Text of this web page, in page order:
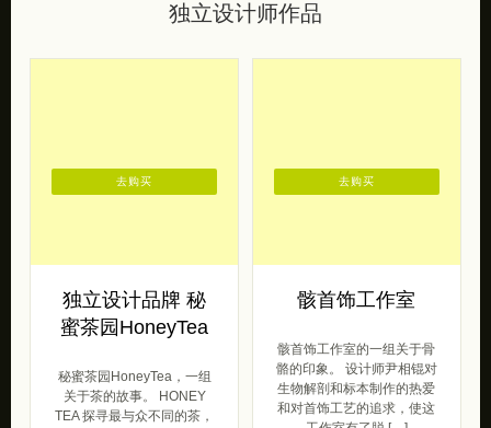
独立设计师作品
独立设计品牌 秘
蜜茶园HoneyTea
秘蜜茶园HoneyTea，一组
关于茶的故事。 HONEY
TEA 探寻最与众不同的茶，
去购买
骸首饰工作室
骸首饰工作室的一组关于骨
骼的印象。 设计师尹相锟对
生物解剖和标本制作的热爱
和对首饰工艺的追求，使这
去购买